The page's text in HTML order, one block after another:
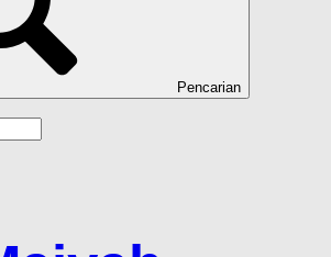
Pencarian